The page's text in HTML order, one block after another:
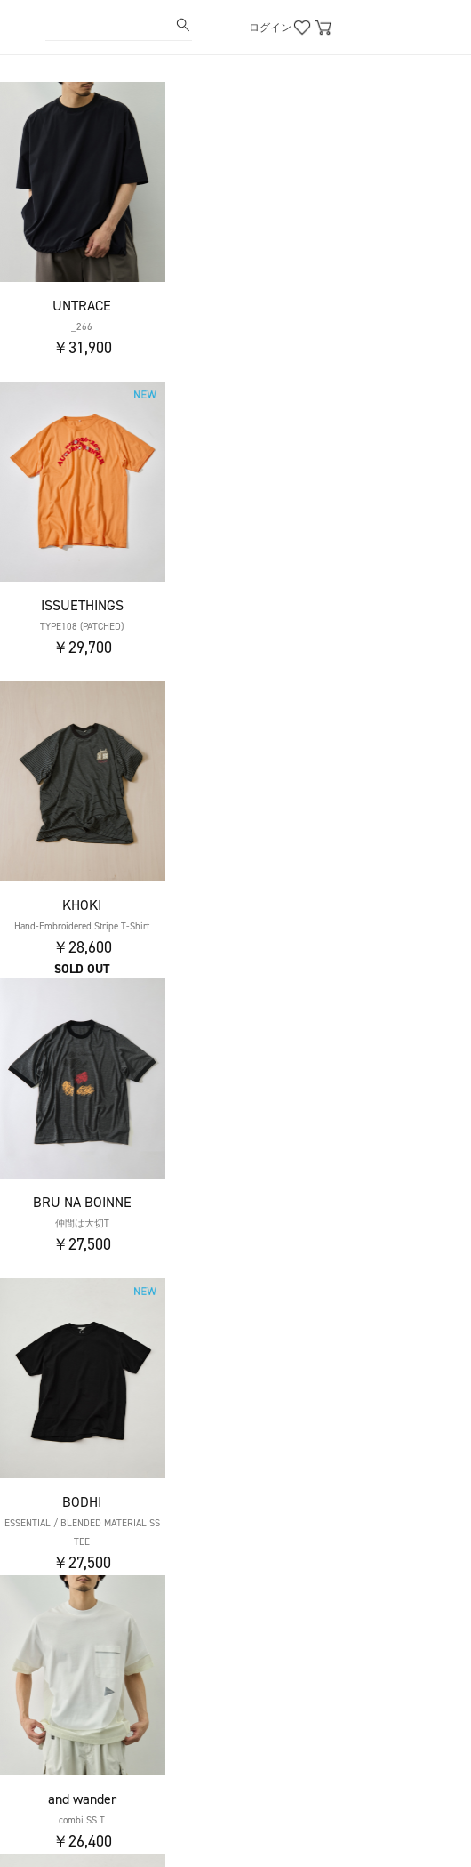
ログイン
UNTRACE
_266
￥31,900
ISSUETHINGS
TYPE108 (PATCHED)
￥29,700
KHOKI
Hand-Embroidered Stripe T-Shirt
￥28,600
SOLD OUT
BRU NA BOINNE
仲間は大切T
￥27,500
BODHI
ESSENTIAL / BLENDED MATERIAL SS
TEE
￥27,500
and wander
combi SS T
￥26,400